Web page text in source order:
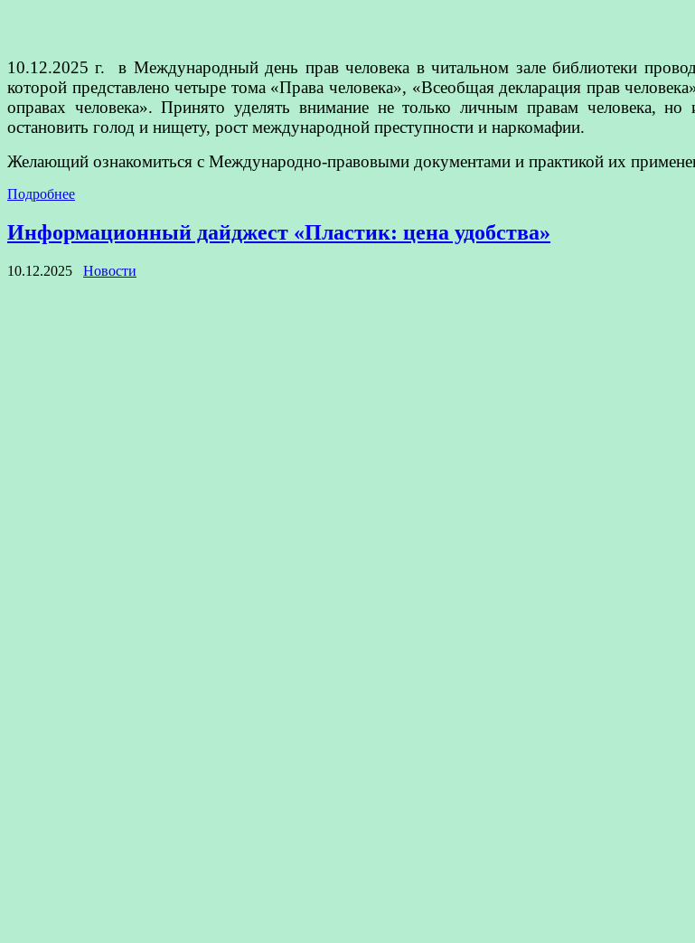
10.12.2025 г. в Международный день прав человека в читальном зале библиотеки
которой представлено четыре тома «Права человека», «Всеобщая декларация прав
оправах человека». Принято уделять внимание не только личным правам человека,
остановить голод и нищету, рост международной преступности и наркомафии.
Желающий ознакомиться с Международно-правовыми документами и практикой их
Подробнее
Информационный дайджест «Пластик: цена удобства»
10.12.2025 Новости